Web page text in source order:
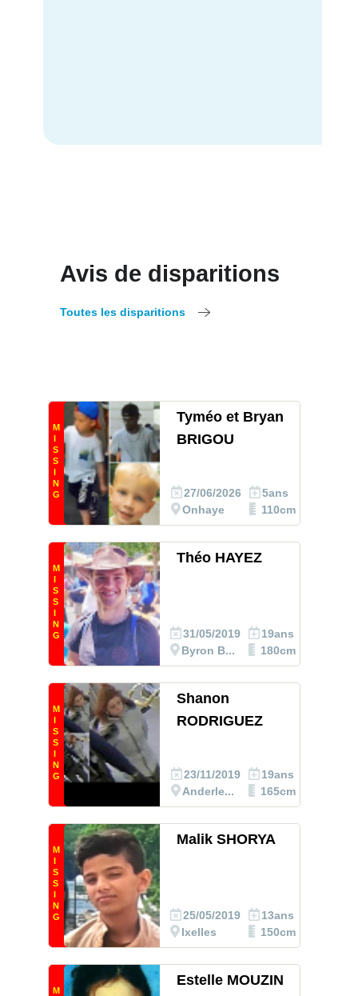
Avis de disparitions
Toutes les disparitions
M
I
S
S
I
N
G
Tyméo et Bryan
BRIGOU
27/06/2026
Onhaye
5ans
110cm
M
I
S
S
I
N
G
Théo HAYEZ
31/05/2019
Byron B...
19ans
180cm
M
I
S
S
I
N
G
Shanon
RODRIGUEZ
23/11/2019
Anderle...
19ans
165cm
M
I
S
S
I
N
G
Malik SHORYA
25/05/2019
Ixelles
13ans
150cm
M
Estelle MOUZIN